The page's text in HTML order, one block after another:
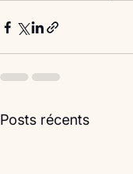
Posts récents